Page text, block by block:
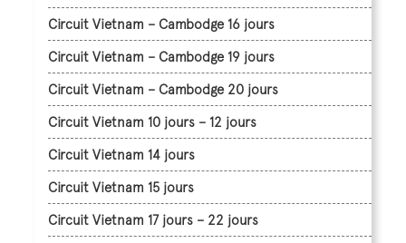
Circuit Vietnam – Cambodge 16 jours
Circuit Vietnam – Cambodge 19 jours
Circuit Vietnam – Cambodge 20 jours
Circuit Vietnam 10 jours – 12 jours
Circuit Vietnam 14 jours
Circuit Vietnam 15 jours
Circuit Vietnam 17 jours – 22 jours